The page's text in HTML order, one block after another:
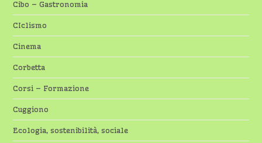
Cibo – Gastronomia
CIclismo
Cinema
Corbetta
Corsi – Formazione
Cuggiono
Ecologia, sostenibilità, sociale